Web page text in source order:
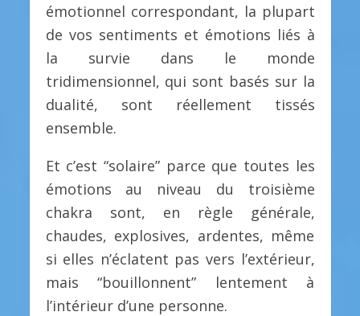
émotionnel correspondant, la plupart
de vos sentiments et émotions liés à
la survie dans le monde
tridimensionnel, qui sont basés sur la
dualité, sont réellement tissés
ensemble.
Et c’est “solaire” parce que toutes les
émotions au niveau du troisième
chakra sont, en règle générale,
chaudes, explosives, ardentes, même
si elles n’éclatent pas vers l’extérieur,
mais “bouillonnent” lentement à
l’intérieur d’une personne.